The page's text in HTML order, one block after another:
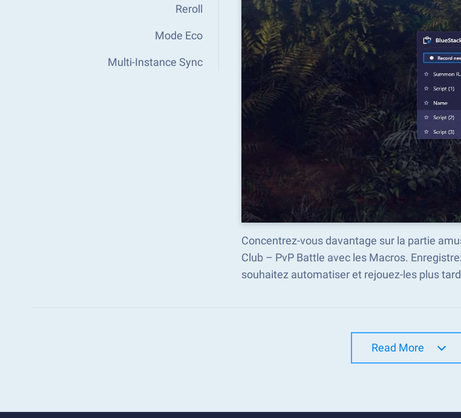
Reroll
Mode Eco
Multi-Instance Sync
Concentrez-vous davantage sur la partie
Club – PvP Battle avec les Macros.
souhaitez automatiser et rejouez-les plus
Read More